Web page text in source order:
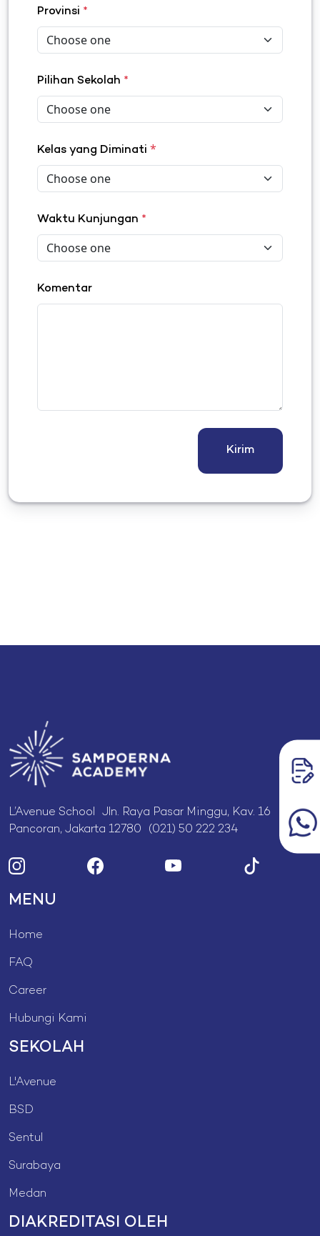
Provinsi *
Pilihan Sekolah *
Kelas yang Diminati *
Waktu Kunjungan *
Komentar
Kirim
L’Avenue School Jln. Raya Pasar Minggu, Kav. 16
Pancoran, Jakarta 12780 (021) 50 222 234
MENU
Home
FAQ
Career
Hubungi Kami
SEKOLAH
L'Avenue
BSD
Sentul
Surabaya
Medan
DIAKREDITASI OLEH